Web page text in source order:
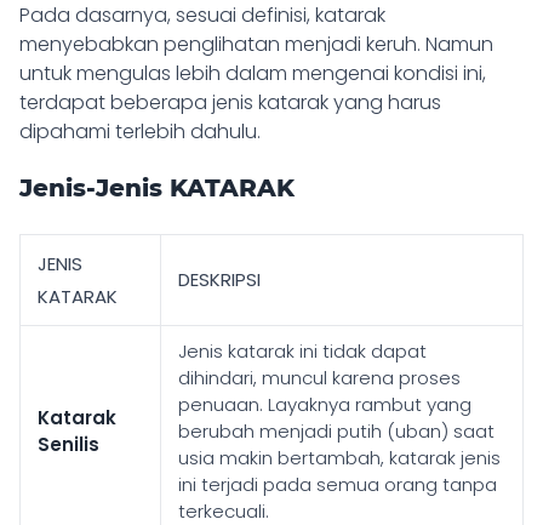
Pada dasarnya, sesuai definisi, katarak
menyebabkan penglihatan menjadi keruh. Namun
untuk mengulas lebih dalam mengenai kondisi ini,
terdapat beberapa jenis katarak yang harus
dipahami terlebih dahulu.
Jenis-Jenis KATARAK
JENIS
KATARAK
DESKRIPSI
Katarak
Senilis
Jenis katarak ini tidak dapat
dihindari, muncul karena proses
penuaan. Layaknya rambut yang
berubah menjadi putih (uban) saat
usia makin bertambah, katarak jenis
ini terjadi pada semua orang tanpa
terkecuali.